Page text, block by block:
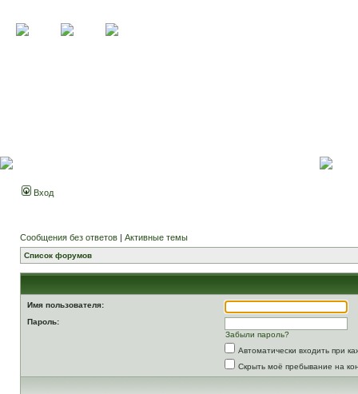
Вход
Сообщения без ответов | Активные темы
Список форумов
Имя пользователя:
Пароль:
Забыли пароль?
Автоматически входить при
Скрыть моё пребывание на